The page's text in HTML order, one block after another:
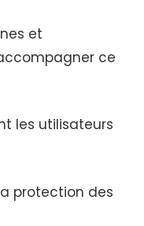
et
ce
les utilisateurs
protection des